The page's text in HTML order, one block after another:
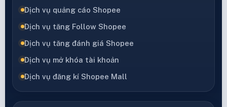
Dịch vụ quảng cáo Shopee
Dịch vụ tăng Follow Shopee
Dịch vụ tăng đánh giá Shopee
Dịch vụ mở khóa tài khoản
Dịch vụ đăng kí Shopee Mall